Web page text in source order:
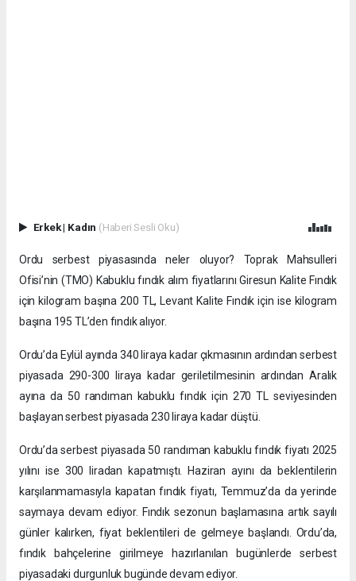
Erkek| Kadın (Haberi Sesli Oku)
Ordu serbest piyasasında neler oluyor? Toprak Mahsulleri
Ofisi’nin (TMO) Kabuklu fındık alım fiyatlarını Giresun Kalite Fındık
için kilogram başına 200 TL, Levant Kalite Fındık için ise kilogram
başına 195 TL’den fındık alıyor.
Ordu’da Eylül ayında 340 liraya kadar çıkmasının ardından serbest
piyasada 290-300 liraya kadar geriletilmesinin ardından Aralık
ayına da 50 randıman kabuklu fındık için 270 TL seviyesinden
başlayan serbest piyasada 230 liraya kadar düştü.
Ordu’da serbest piyasada 50 randıman kabuklu fındık fiyatı 2025
yılını ise 300 liradan kapatmıştı. Haziran ayını da beklentilerin
karşılanmamasıyla kapatan fındık fiyatı, Temmuz’da da yerinde
saymaya devam ediyor. Fındık sezonun başlamasına artık sayılı
günler kalırken, fiyat beklentileri de gelmeye başlandı. Ordu’da,
fındık bahçelerine girilmeye hazırlanılan bugünlerde serbest
piyasadaki durgunluk bugünde devam ediyor.